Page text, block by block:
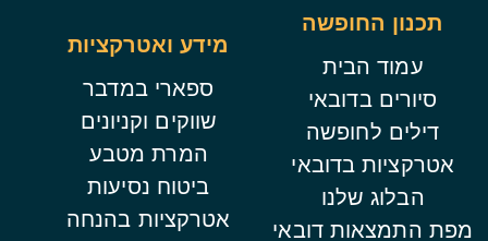
תכנון החופשה
עמוד הבית
סיורים בדובאי
דילים לחופשה
אטרקציות בדובאי
הבלוג שלנו
מפת התמצאות דובאי
מידע ואטרקציות
ספארי במדבר
שווקים וקניונים
המרת מטבע
ביטוח נסיעות
אטרקציות בהנחה